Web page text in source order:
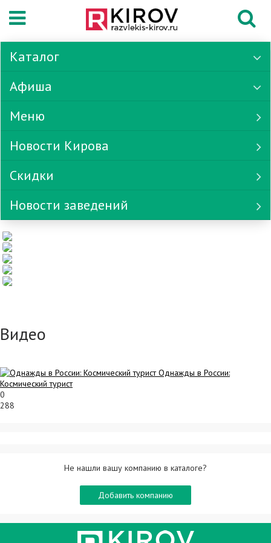
Каталог
Афиша
Меню
Новости Кирова
Скидки
Новости заведений
Видео
Однажды в России:
Космический турист
0
288
Не нашли вашу компанию в каталоге?
Добавить компанию